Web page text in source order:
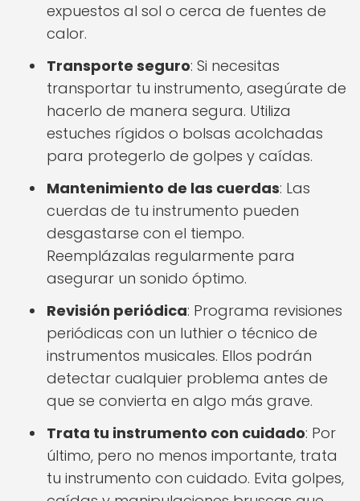
expuestos al sol o cerca de fuentes de
calor.
Transporte seguro: Si necesitas
transportar tu instrumento, asegúrate de
hacerlo de manera segura. Utiliza
estuches rígidos o bolsas acolchadas
para protegerlo de golpes y caídas.
Mantenimiento de las cuerdas: Las
cuerdas de tu instrumento pueden
desgastarse con el tiempo.
Reemplázalas regularmente para
asegurar un sonido óptimo.
Revisión periódica: Programa revisiones
periódicas con un luthier o técnico de
instrumentos musicales. Ellos podrán
detectar cualquier problema antes de
que se convierta en algo más grave.
Trata tu instrumento con cuidado: Por
último, pero no menos importante, trata
tu instrumento con cuidado. Evita golpes,